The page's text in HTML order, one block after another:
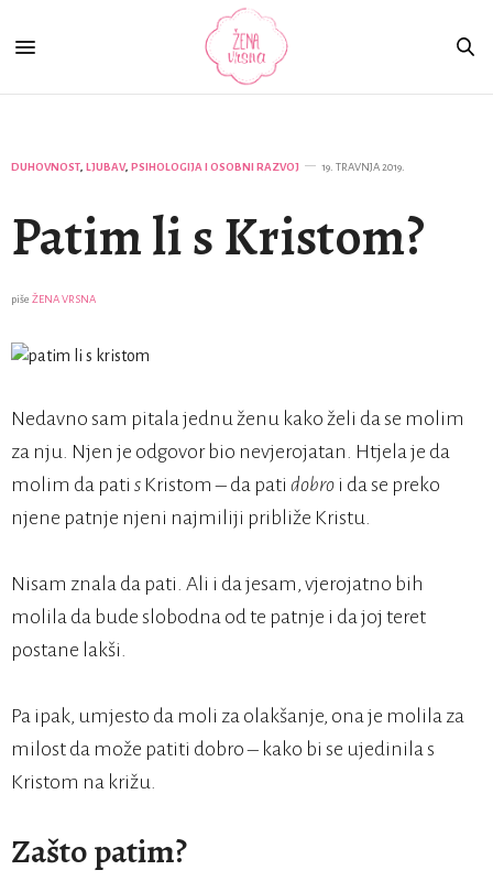
DUHOVNOST, LJUBAV, PSIHOLOGIJA I OSOBNI RAZVOJ 19. TRAVNJA 2019.
Patim li s Kristom?
piše ŽENA VRSNA
Nedavno sam pitala jednu ženu kako želi da se molim
za nju. Njen je odgovor bio nevjerojatan. Htjela je da
molim da pati s Kristom – da pati dobro i da se preko
njene patnje njeni najmiliji približe Kristu.
Nisam znala da pati. Ali i da jesam, vjerojatno bih
molila da bude slobodna od te patnje i da joj teret
postane lakši.
Pa ipak, umjesto da moli za olakšanje, ona je molila za
milost da može patiti dobro – kako bi se ujedinila s
Kristom na križu.
Zašto patim?